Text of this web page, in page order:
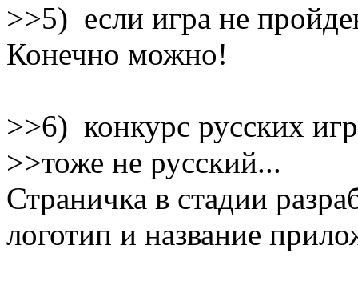
>>5) если игра не
Конечно можно!
>>6) конкурс русских
>>тоже не русский...
Страничка в стадии
логотип и название